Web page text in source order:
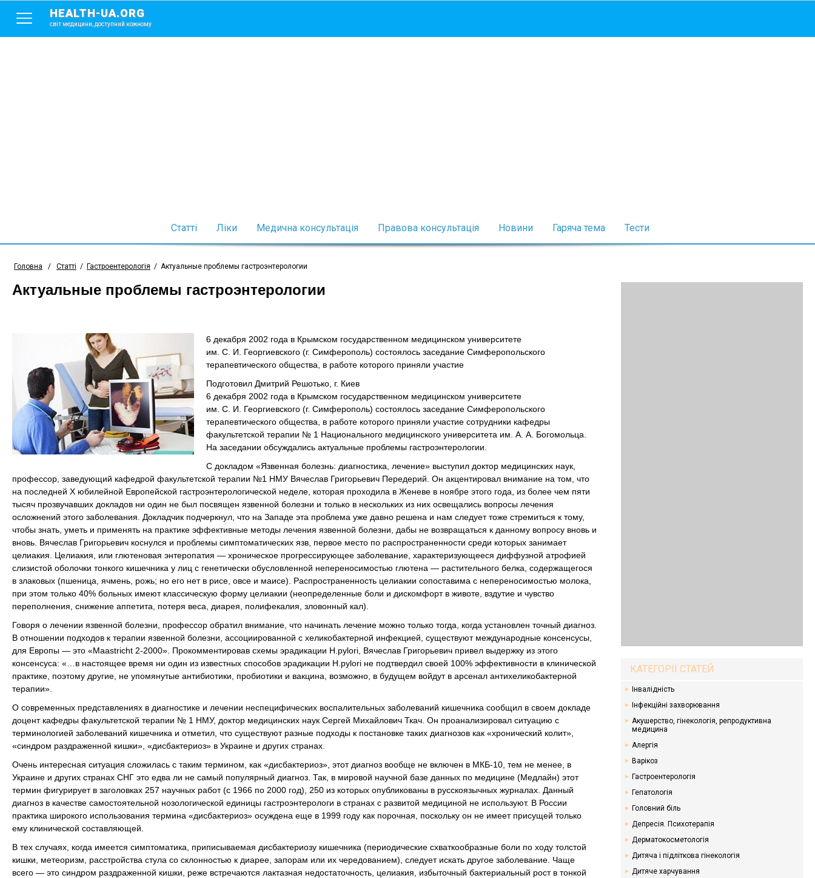
HEALTH-UA.ORG
світ медицини, доступний кожному
Статті Ліки Медична консультація Правова консультація Новини Гаряча тема Тести
Головна / Статті / Гастроентерологія / Актуальные проблемы гастроэнтерологии
Актуальные проблемы гастроэнтерологии
6 декабря 2002 года в Крымском государственном медицинском университете
им. С. И. Георгиевского (г. Симферополь) состоялось заседание Симферопольского
терапевтического общества, в работе которого приняли участие
Подготовил Дмитрий Решотько, г. Киев
6 декабря 2002 года в Крымском государственном медицинском университете
им. С. И. Георгиевского (г. Симферополь) состоялось заседание Симферопольского
терапевтического общества, в работе которого приняли участие сотрудники кафедры
факультетской терапии № 1 Национального медицинского университета им. А. А. Богомольца.
На заседании обсуждались актуальные проблемы гастроэнтерологии.
С докладом «Язвенная болезнь: диагностика, лечение» выступил доктор медицинских наук,
профессор, заведующий кафедрой факультетской терапии №1 НМУ Вячеслав Григорьевич Передерий. Он акцентировал внимание на том, что
на последней Х юбилейной Европейской гастроэнтерологической неделе, которая проходила в Женеве в ноябре этого года, из более чем пяти
тысяч прозвучавших докладов ни один не был посвящен язвенной болезни и только в нескольких из них освещались вопросы лечения
осложнений этого заболевания. Докладчик подчеркнул, что на Западе эта проблема уже давно решена и нам следует тоже стремиться к тому,
чтобы знать, уметь и применять на практике эффективные методы лечения язвенной болезни, дабы не возвращаться к данному вопросу вновь и
вновь. Вячеслав Григорьевич коснулся и проблемы симптоматических язв, первое место по распространенности среди которых занимает
целиакия. Целиакия, или глютеновая энтеропатия — хроническое прогрессирующее заболевание, характеризующееся диффузной атрофией
слизистой оболочки тонкого кишечника у лиц с генетически обусловленной непереносимостью глютена — растительного белка, содержащегося
в злаковых (пшеница, ячмень, рожь; но его нет в рисе, овсе и маисе). Распространенность целиакии сопоставима с непереносимостью молока,
при этом только 40% больных имеют классическую форму целиакии (неопределенные боли и дискомфорт в животе, вздутие и чувство
переполнения, снижение аппетита, потеря веса, диарея, полифекалия, зловонный кал).
Говоря о лечении язвенной болезни, профессор обратил внимание, что начинать лечение можно только тогда, когда установлен точный диагноз.
В отношении подходов к терапии язвенной болезни, ассоциированной с хеликобактерной инфекцией, существуют международные консенсусы,
для Европы — это «Maastricht 2-2000». Прокомментировав схемы эрадикации Н.рylori, Вячеслав Григорьевич привел выдержку из этого
консенсуса: «…в настоящее время ни один из известных способов эрадикации H.pylori не подтвердил своей 100% эффективности в клинической
практике, поэтому другие, не упомянутые антибиотики, пробиотики и вакцина, возможно, в будущем войдут в арсенал антихеликобактерной
терапии».
О современных представлениях в диагностике и лечении неспецифических воспалительных заболеваний кишечника сообщил в своем докладе
доцент кафедры факультетской терапии № 1 НМУ, доктор медицинских наук Сергей Михайлович Ткач. Он проанализировал ситуацию с
терминологией заболеваний кишечника и отметил, что существуют разные подходы к постановке таких диагнозов как «хронический колит»,
«синдром раздраженной кишки», «дисбактериоз» в Украине и других странах.
Очень интересная ситуация сложилась с таким термином, как «дисбактериоз», этот диагноз вообще не включен в МКБ-10, тем не менее, в
Украине и других странах СНГ это едва ли не самый популярный диагноз. Так, в мировой научной базе данных по медицине (Медлайн) этот
термин фигурирует в заголовках 257 научных работ (с 1966 по 2000 год), 250 из которых опубликованы в русскоязычных журналах. Данный
диагноз в качестве самостоятельной нозологической единицы гастроэнтерологи в странах с развитой медициной не используют. В России
практика широкого использования термина «дисбактериоз» осуждена еще в 1999 году как порочная, поскольку он не имеет присущей только
ему клинической составляющей.
В тех случаях, когда имеется симптоматика, приписываемая дисбактериозу кишечника (периодические схваткообразные боли по ходу толстой
кишки, метеоризм, расстройства стула со склонностью к диарее, запорам или их чередованием), следует искать другое заболевание. Чаще
всего — это синдром раздраженной кишки, реже встречаются лактазная недостаточность, целиакия, избыточный бактериальный рост в тонкой
КАТЕГОРІЇ СТАТЕЙ
Інвалідність
Інфекційні захворювання
Акушерство, гінекологія, репродуктивна
медицина
Алергія
Варікоз
Гастроентерологія
Гепатологія
Головний біль
Депресія. Психотерапія
Дерматокосметологія
Дитяча і підліткова гінекологія
Дитяче харчування